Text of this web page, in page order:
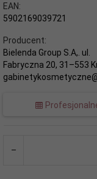
EAN:
5902169039721
Producent:
Bielenda Group S.A,. ul.
Fabryczna 20, 31–553